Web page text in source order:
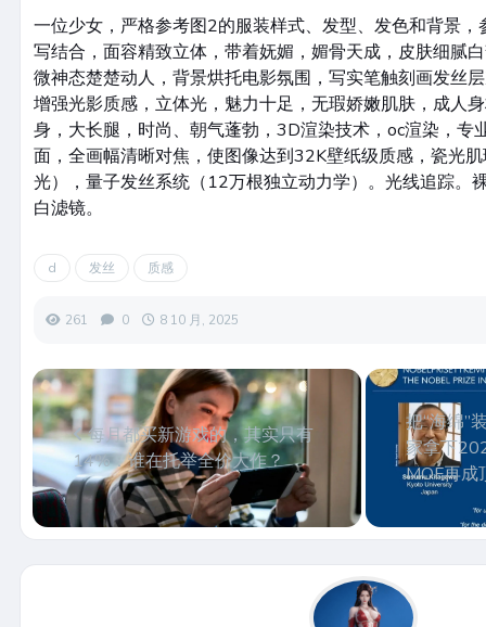
一位少女，严格参考图2的服装样式、发型、发色和背景
写结合，面容精致立体，带着妩媚，媚骨天成，皮肤细腻
微神态楚楚动人，背景烘托电影氛围，写实笔触刻画发丝
增强光影质感，立体光，魅力十足，无瑕娇嫩肌肤，成人
身，大长腿，时尚、朝气蓬勃，3D渲染技术，oc渲染，专
面，全画幅清晰对焦，使图像达到32K壁纸级质感，瓷光
光），量子发丝系统（12万根独立动力学）。光线追踪。
白滤镜。
d 发丝 质感
261 0 8 10 月, 2025
每月都买新游戏的，其实只有
14%：谁在托举全价大作？
把“海绵”
家拿下
MOF再成